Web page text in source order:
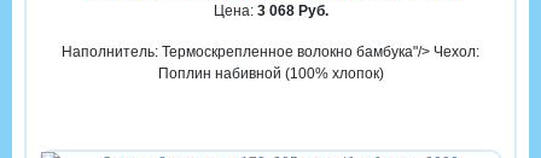
Цена: 3 068 Руб.
Наполнитель: Термоскрепленное волокно бамбука"/> Чехол:
Поплин набивной (100% хлопок)